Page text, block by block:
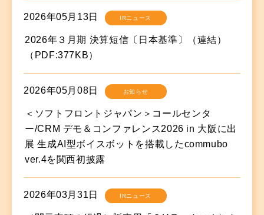
2026年05月13日 IRニュース
2026年３月期 決算短信〔日本基準〕（連結）
（PDF:377KB）
2026年05月08日 お知らせ
＜ソフトフロントジャパン＞コールセンタ
ー/CRM デモ＆コンファレンス2026 in 大阪に出
展 生成AI型ボイスボットを搭載したcommubo
ver.4を関西初披露
2026年03月31日 IRニュース